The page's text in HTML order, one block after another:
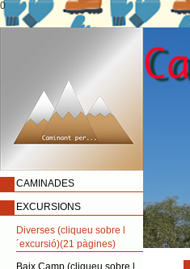
0
CAMINADES
EXCURSIONS
Diverses (cliqueu sobre l
´excursió)(21 pàgines)
Baix Camp (cliqueu sobre l